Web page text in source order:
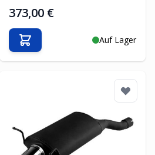
373,00 €
Auf Lager
In den Warenkorb